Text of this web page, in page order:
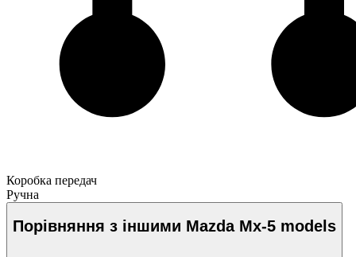
Коробка передач
Ручна
Порівняння з іншими Mazda Mx-5 models